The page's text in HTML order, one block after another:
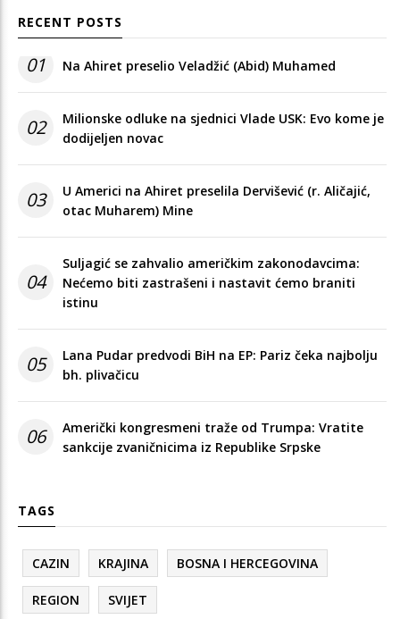
RECENT POSTS
01 Na Ahiret preselio Veladžić (Abid) Muhamed
02
Milionske odluke na sjednici Vlade USK: Evo kome je
dodijeljen novac
03
U Americi na Ahiret preselila Dervišević (r. Aličajić,
otac Muharem) Mine
04
Suljagić se zahvalio američkim zakonodavcima:
Nećemo biti zastrašeni i nastavit ćemo braniti
istinu
05
Lana Pudar predvodi BiH na EP: Pariz čeka najbolju
bh. plivačicu
06
Američki kongresmeni traže od Trumpa: Vratite
sankcije zvaničnicima iz Republike Srpske
TAGS
CAZIN KRAJINA BOSNA I HERCEGOVINA
REGION SVIJET